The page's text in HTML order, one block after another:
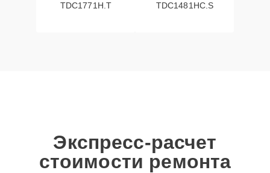
TDC1771H.T
TDC1481HC.S
Экспресс-расчет
стоимости ремонта